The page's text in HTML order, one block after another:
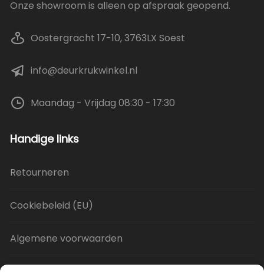
Onze showroom is alleen op afspraak geopend.
Oostergracht 17-10, 3763LX Soest
info@deurkrukwinkel.nl
Maandag - Vrijdag 08:30 - 17:30
Handige links
Retourneren
Cookiebeleid (EU)
Algemene voorwaarden